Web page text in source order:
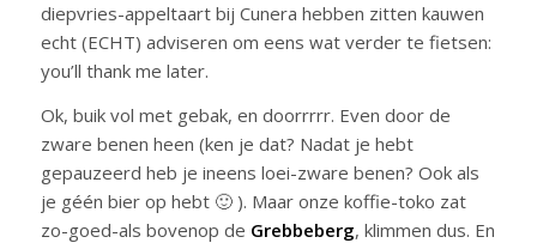
diepvries-appeltaart bij Cunera hebben zitten kauwen
echt (ECHT) adviseren om eens wat verder te fietsen:
you’ll thank me later.
Ok, buik vol met gebak, en doorrrrr. Even door de
zware benen heen (ken je dat? Nadat je hebt
gepauzeerd heb je ineens loei-zware benen? Ook als
je géén bier op hebt 🙂 ). Maar onze koffie-toko zat
zo-goed-als bovenop de Grebbeberg, klimmen dus. En